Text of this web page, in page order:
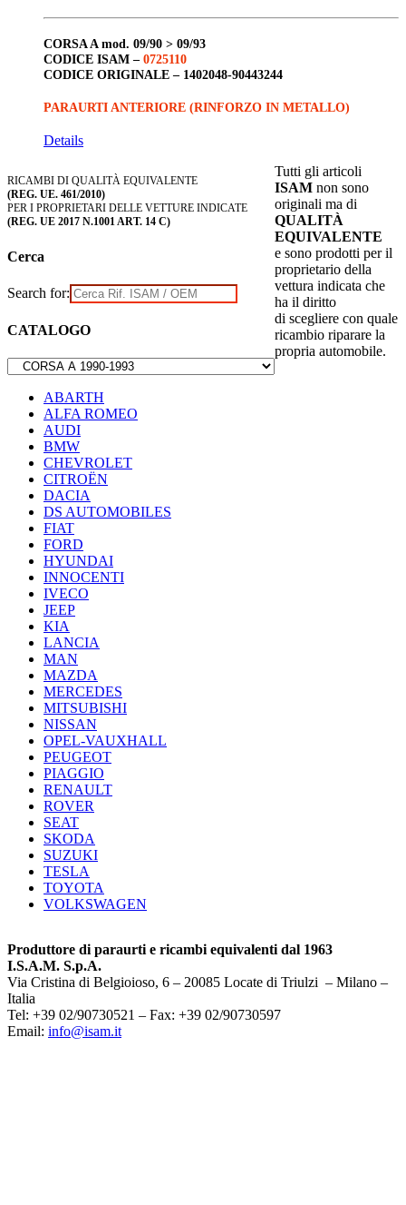
CORSA A mod. 09/90 > 09/93
CODICE ISAM – 0725110
CODICE ORIGINALE – 1402048-90443244
PARAURTI ANTERIORE (RINFORZO IN METALLO)
Details
RICAMBI DI QUALITÀ EQUIVALENTE
(REG. UE. 461/2010)
PER I PROPRIETARI DELLE VETTURE INDICATE
(REG. UE 2017 N.1001 ART. 14 C)
Cerca
Search for:
CATALOGO
ABARTH
ALFA ROMEO
AUDI
BMW
CHEVROLET
CITROËN
DACIA
DS AUTOMOBILES
FIAT
FORD
HYUNDAI
INNOCENTI
IVECO
JEEP
KIA
LANCIA
MAN
MAZDA
MERCEDES
MITSUBISHI
NISSAN
OPEL-VAUXHALL
PEUGEOT
PIAGGIO
RENAULT
ROVER
SEAT
SKODA
SUZUKI
TESLA
TOYOTA
VOLKSWAGEN
Tutti gli articoli
ISAM non sono
originali ma di
QUALITÀ
EQUIVALENTE
e sono prodotti per il
proprietario della
vettura indicata che
ha il diritto
di scegliere con quale
ricambio riparare la
propria automobile.
Produttore di paraurti e ricambi equivalenti dal 1963
I.S.A.M. S.p.A.
Via Cristina di Belgioioso, 6 – 20085 Locate di Triulzi – Milano –
Italia
Tel: +39 02/90730521 – Fax: +39 02/90730597
Email: info@isam.it